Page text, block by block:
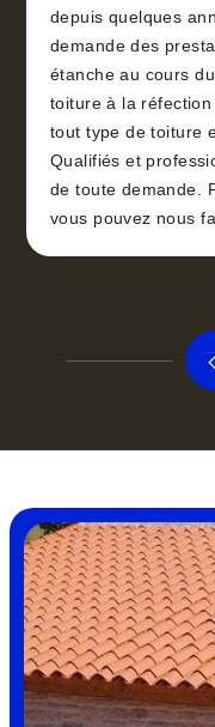
depuis quelques
demande des
étanche au cours
toiture à la
tout type de toiture
Qualifiés et
de toute demande.
vous pouvez nous